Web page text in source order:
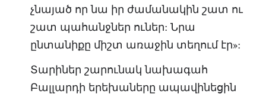
չնայած որ նա իր ժամանակին շատ ու
շատ պահանջներ ուներ: Նրա
ընտանիքը միշտ առաջին տեղում էր»:
Տարիներ շարունակ նախագահ
Բալլարդի երեխաները ապավինեցին